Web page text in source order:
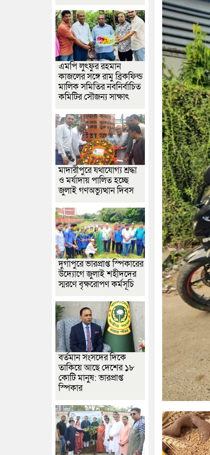
এমপি লুৎফুর রহমান
কাজলের সঙ্গে রামু ব্রিকফিল্ড
মালিক সমিতির নবনির্বাচিত
কমিটির সৌজন্য সাক্ষাৎ
মাদারীপুরে যথাযোগ্য শ্রদ্ধা
ও মর্যাদায় পালিত হচ্ছে
জুলাই গণঅভ্যুত্থান দিবস
দুর্গাপুরে ভারপ্রাপ্ত স্পিকারের
উদ্যোগে জুলাই শহীদদের
স্মরণে বৃক্ষরোপণ কর্মসূচি
বর্তমান সংসদের দিকে
তাকিয়ে আছে দেশের ১৮
কোটি মানুষ: ভারপ্রাপ্ত
স্পিকার